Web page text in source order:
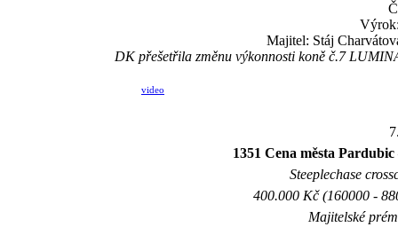
Majitel: Stáj
DK přešetřila změnu výkonnosti koně č.7
video
1351 Cena města
Steeplechase
400.000 Kč (160000 -
Majitelské